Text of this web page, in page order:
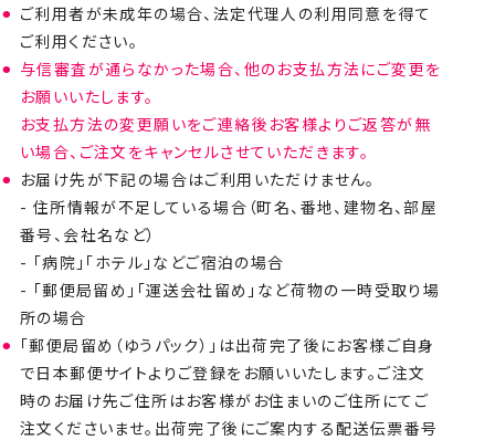
ご利用者が未成年の場合、法定代理人の利用同意を得て
ご利用ください。
与信審査が通らなかった場合、他のお支払方法にご変更を
お願いいたします。
お支払方法の変更願いをご連絡後お客様よりご返答が無
い場合、ご注文をキャンセルさせていただきます。
お届け先が下記の場合はご利用いただけません。
- 住所情報が不足している場合（町名、番地、建物名、部屋
番号、会社名など）
- 「病院」「ホテル」などご宿泊の場合
- 「郵便局留め」「運送会社留め」など荷物の一時受取り場
所の場合
「郵便局留め（ゆうパック）」は出荷完了後にお客様ご自身
で日本郵便サイトよりご登録をお願いいたします。ご注文
時のお届け先ご住所はお客様がお住まいのご住所にてご
注文くださいませ。出荷完了後にご案内する配送伝票番号